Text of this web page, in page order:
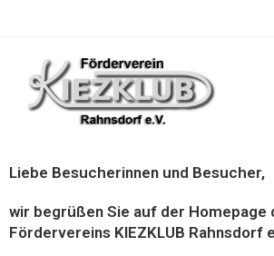
Liebe Besucherinnen und Besucher,
wir begrüßen Sie auf der Homepage
Fördervereins KIEZKLUB Rahnsdorf